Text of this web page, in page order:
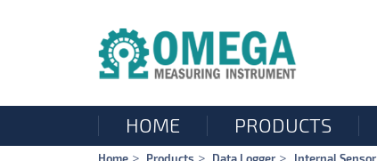
HOME PRODUCTS